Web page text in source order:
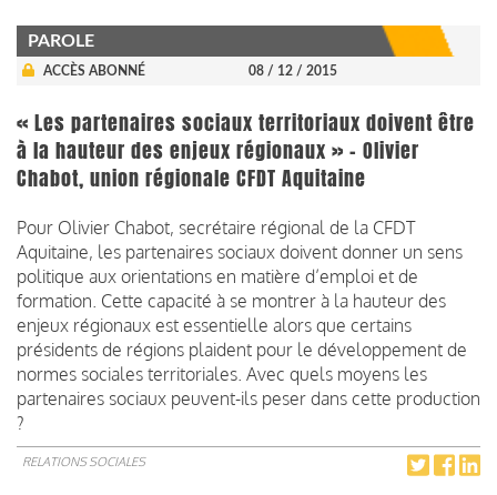
PAROLE
ACCÈS ABONNÉ 08 / 12 / 2015
« Les partenaires sociaux territoriaux doivent être
à la hauteur des enjeux régionaux » - Olivier
Chabot, union régionale CFDT Aquitaine
Pour Olivier Chabot, secrétaire régional de la CFDT
Aquitaine, les partenaires sociaux doivent donner un sens
politique aux orientations en matière d’emploi et de
formation. Cette capacité à se montrer à la hauteur des
enjeux régionaux est essentielle alors que certains
présidents de régions plaident pour le développement de
normes sociales territoriales. Avec quels moyens les
partenaires sociaux peuvent-ils peser dans cette production
?
RELATIONS SOCIALES